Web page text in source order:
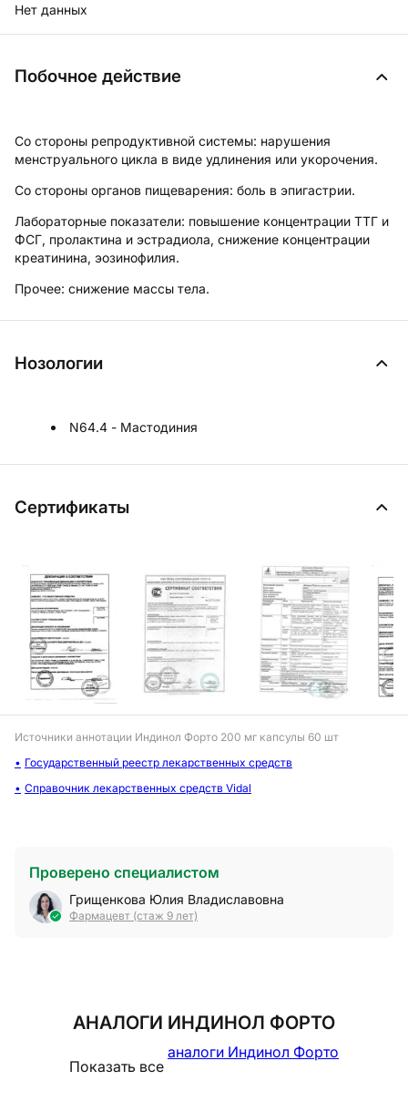
Нет данных
Побочное действие
Со стороны репродуктивной системы: нарушения
менструального цикла в виде удлинения или укорочения.
Со стороны органов пищеварения: боль в эпигастрии.
Лабораторные показатели: повышение концентрации ТТГ и
ФСГ, пролактина и эстрадиола, снижение концентрации
креатинина, эозинофилия.
Прочее: снижение массы тела.
Нозологии
N64.4 - Мастодиния
Сертификаты
Источники аннотации Индинол Форто 200 мг капсулы 60 шт
Государственный реестр лекарственных средств
Справочник лекарственных средств Vidal
Проверено специалистом
Грищенкова Юлия Владиславовна
Фармацевт (стаж 9 лет)
АНАЛОГИ ИНДИНОЛ ФОРТО
Показать все
аналоги Индинол Форто